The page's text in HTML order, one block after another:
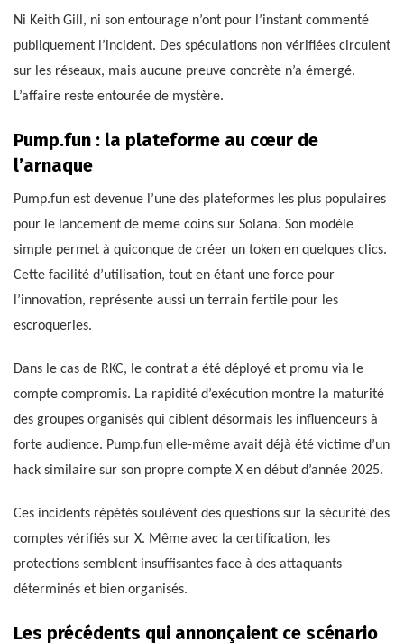
Ni Keith Gill, ni son entourage n’ont pour l’instant commenté
publiquement l’incident. Des spéculations non vérifiées circulent
sur les réseaux, mais aucune preuve concrète n’a émergé.
L’affaire reste entourée de mystère.
Pump.fun : la plateforme au cœur de
l’arnaque
Pump.fun est devenue l’une des plateformes les plus populaires
pour le lancement de meme coins sur Solana. Son modèle
simple permet à quiconque de créer un token en quelques clics.
Cette facilité d’utilisation, tout en étant une force pour
l’innovation, représente aussi un terrain fertile pour les
escroqueries.
Dans le cas de RKC, le contrat a été déployé et promu via le
compte compromis. La rapidité d’exécution montre la maturité
des groupes organisés qui ciblent désormais les influenceurs à
forte audience. Pump.fun elle-même avait déjà été victime d’un
hack similaire sur son propre compte X en début d’année 2025.
Ces incidents répétés soulèvent des questions sur la sécurité des
comptes vérifiés sur X. Même avec la certification, les
protections semblent insuffisantes face à des attaquants
déterminés et bien organisés.
Les précédents qui annonçaient ce scénario